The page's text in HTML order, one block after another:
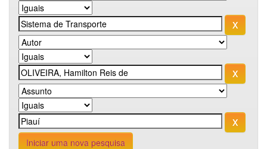
Iniciar uma nova pesquisa